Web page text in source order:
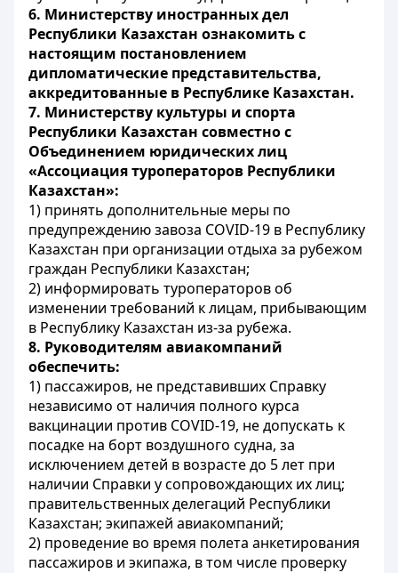
6. Министерству иностранных дел
Республики Казахстан ознакомить с
настоящим постановлением
дипломатические представительства,
аккредитованные в Республике Казахстан.
7. Министерству культуры и спорта
Республики Казахстан совместно с
Объединением юридических лиц
«Ассоциация туроператоров Республики
Казахстан»:
1) принять дополнительные меры по
предупреждению завоза COVID-19 в Республику
Казахстан при организации отдыха за рубежом
граждан Республики Казахстан;
2) информировать туроператоров об
изменении требований к лицам, прибывающим
в Республику Казахстан из-за рубежа.
8. Руководителям авиакомпаний
обеспечить:
1) пассажиров, не представивших Справку
независимо от наличия полного курса
вакцинации против COVID-19, не допускать к
посадке на борт воздушного судна, за
исключением детей в возрасте до 5 лет при
наличии Справки у сопровождающих их лиц;
правительственных делегаций Республики
Казахстан; экипажей авиакомпаний;
2) проведение во время полета анкетирования
пассажиров и экипажа, в том числе проверку